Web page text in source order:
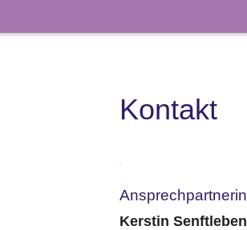
Kontakt
Ansprechpartnerin
Kerstin Senftleben